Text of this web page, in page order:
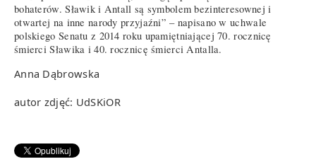
bohaterów. Sławik i Antall są symbolem bezinteresownej i
otwartej na inne narody przyjaźni” – napisano w uchwale
polskiego Senatu z 2014 roku upamiętniającej 70. rocznicę
śmierci Sławika i 40. rocznicę śmierci Antalla.
Anna Dąbrowska
autor zdjęć: UdSKiOR